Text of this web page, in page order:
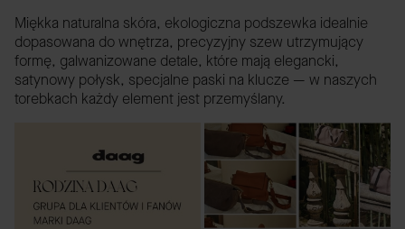
Miękka naturalna skóra, ekologiczna podszewka idealnie
dopasowana do wnętrza, precyzyjny szew utrzymujący
formę, galwanizowane detale, które mają elegancki,
satynowy połysk, specjalne paski na klucze — w naszych
torebkach każdy element jest przemyślany.